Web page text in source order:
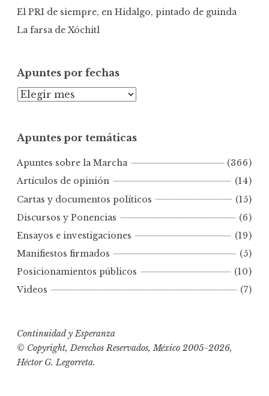
El PRI de siempre, en Hidalgo, pintado de guinda
La farsa de Xóchitl
Apuntes por fechas
A
n
e
s
p
r
f
e
c
a
Apuntes por temáticas
Apuntes sobre la Marcha
(366)
Artículos de opinión
(14)
Cartas y documentos políticos
(15)
Discursos y Ponencias
(6)
Ensayos e investigaciones
(19)
Manifiestos firmados
(5)
Posicionamientos públicos
(10)
Videos
(7)
Continuidad y Esperanza
© Copyright, Derechos Reservados, México 2005-2026,
Héctor G. Legorreta.